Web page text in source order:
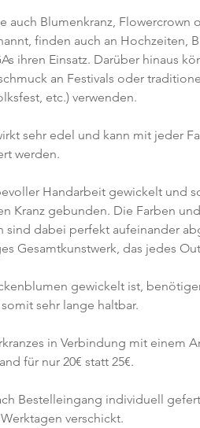
auch Blumenkranz, Flowercrown
finden auch an Hochzeiten,
ihren Einsatz. Darüber hinaus
an Festivals oder
etc.) verwenden.
sehr edel und kann mit jeder
werden.
Handarbeit gewickelt und
Kranz gebunden. Die Farben und
sind dabei perfekt aufeinander
Gesamtkunstwerk, das jedes
gewickelt ist,
sehr lange haltbar.
in Verbindung mit einem
für nur 20€ statt 25€.
Bestelleingang individuell
verschickt.